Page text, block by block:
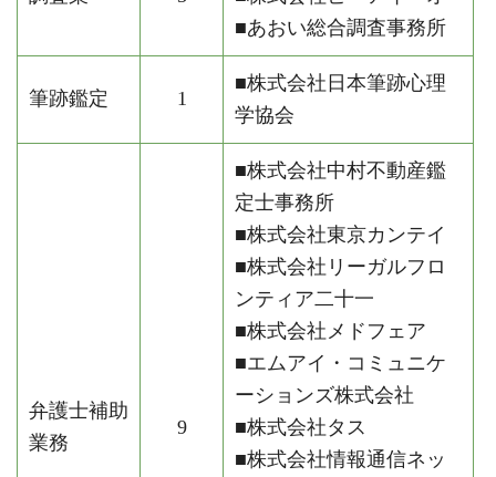
■あおい総合調査事務所
筆跡鑑定 1
■株式会社日本筆跡心理
学協会
弁護士補助
業務
9
■株式会社中村不動産鑑
定士事務所
■株式会社東京カンテイ
■株式会社リーガルフロ
ンティア二十一
■株式会社メドフェア
■エムアイ・コミュニケ
ーションズ株式会社
■株式会社タス
■株式会社情報通信ネッ